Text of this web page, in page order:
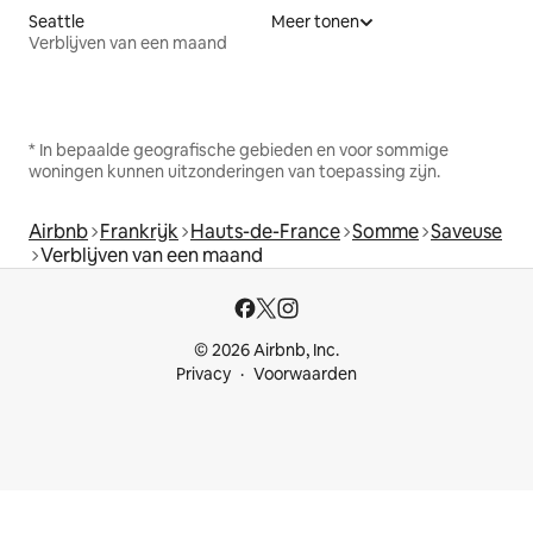
Seattle
Verblijven van een maand
Meer tonen
* In bepaalde geografische gebieden en voor sommige
woningen kunnen uitzonderingen van toepassing zijn.
Airbnb Frankrijk Hauts-de-France Somme Saveuse
Verblijven van een maand
© 2026 Airbnb, Inc.
Privacy
Voorwaarden